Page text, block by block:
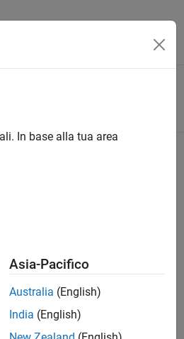
In base alla tua area
Asia-Pacifico
Australia (English)
India (English)